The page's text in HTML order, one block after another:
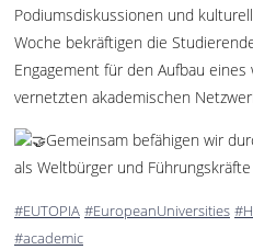
Podiumsdiskussionen und
Woche bekräftigen die
Engagement für den Aufbau
vernetzten akademischen
Gemeinsam befähigen wir
als Weltbürger und
#EUTOPIA #EuropeanUniversities
#academic